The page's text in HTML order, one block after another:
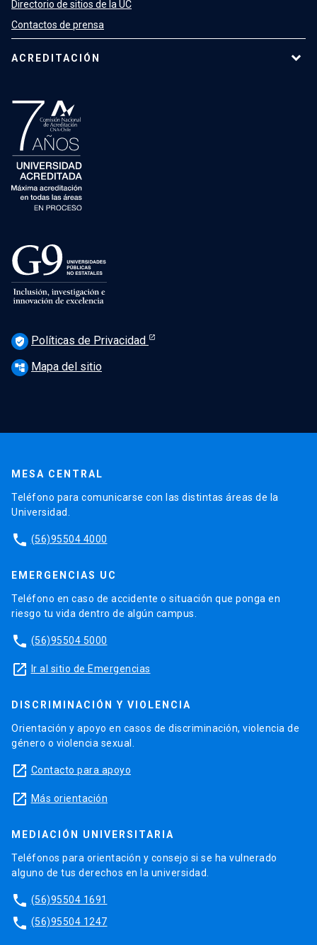
Directorio de sitios de la UC
Contactos de prensa
ACREDITACIÓN
verified_user Políticas de Privacidad
account_tree Mapa del sitio
MESA CENTRAL
Teléfono para comunicarse con las distintas áreas de la
Universidad.
phone (56)95504 4000
EMERGENCIAS UC
Teléfono en caso de accidente o situación que ponga en
riesgo tu vida dentro de algún campus.
phone (56)95504 5000
launch Ir al sitio de Emergencias
DISCRIMINACIÓN Y VIOLENCIA
Orientación y apoyo en casos de discriminación, violencia de
género o violencia sexual.
launch Contacto para apoyo
launch Más orientación
MEDIACIÓN UNIVERSITARIA
Teléfonos para orientación y consejo si se ha vulnerado
alguno de tus derechos en la universidad.
phone (56)95504 1691
phone (56)95504 1247